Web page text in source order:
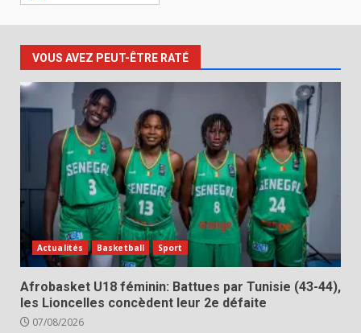
VOUS AVEZ PEUT-ÊTRE RATÉ
Actualités Basketball Sport
Afrobasket U18 féminin: Battues par Tunisie (43-44),
les Lioncelles concèdent leur 2e défaite
07/08/2026